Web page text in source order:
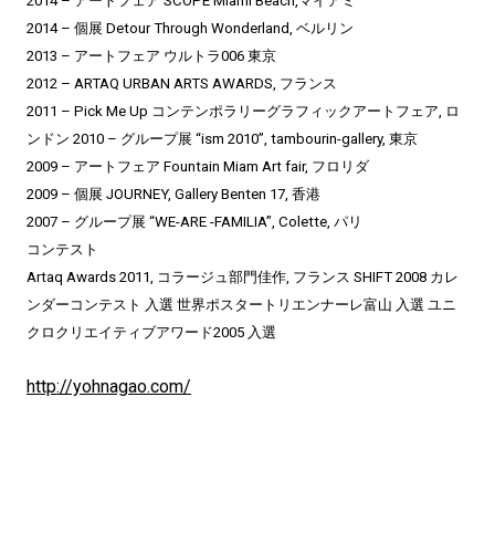
2014 – 個展 Detour Through Wonderland, ベルリン
2013 – アートフェア ウルトラ006 東京
2012 – ARTAQ URBAN ARTS AWARDS, フランス
2011 – Pick Me Up コンテンポラリーグラフィックアートフェア, ロ
ンドン 2010 – グループ展 “ism 2010”, tambourin-gallery, 東京
2009 – アートフェア Fountain Miam Art fair, フロリダ
2009 – 個展 JOURNEY, Gallery Benten 17, 香港
2007 – グループ展 “WE-ARE -FAMILIA”, Colette, パリ
コンテスト
Artaq Awards 2011, コラージュ部門佳作, フランス SHIFT 2008 カレ
ンダーコンテスト 入選 世界ポスタートリエンナーレ富山 入選 ユニ
クロクリエイティブアワード2005 入選
http://yohnagao.com/